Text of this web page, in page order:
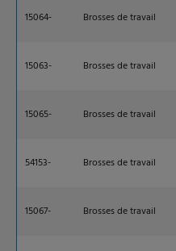
15064- Brosses de travail
15063- Brosses de travail
15065- Brosses de travail
54153- Brosses de travail
15067- Brosses de travail